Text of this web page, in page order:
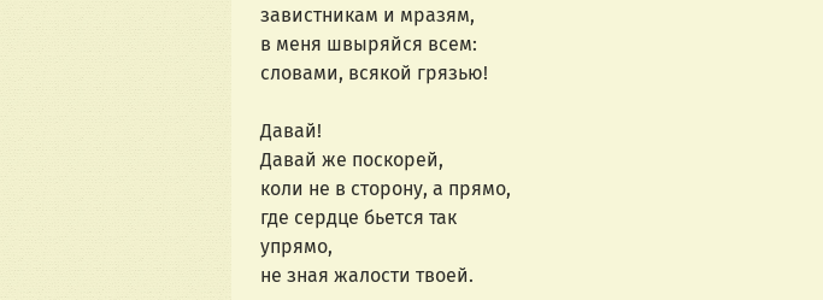
завистникам и мразям,
в меня швыряйся всем:
словами, всякой грязью!
Давай!
Давай же поскорей,
коли не в сторону, а прямо,
где сердце бьется так
упрямо,
не зная жалости твоей.